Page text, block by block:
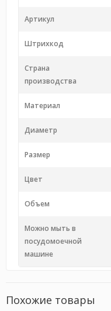
Артикул
Штрихкод
Страна
производства
Материал
Диаметр
Размер
Цвет
Объем
Можно мыть в
посудомоечной
машине
Похожие товары